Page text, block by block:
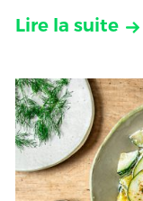
Lire la suite